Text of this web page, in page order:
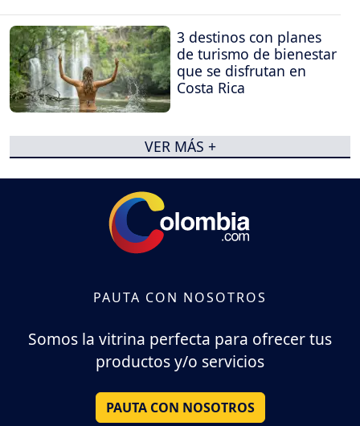
3 destinos con planes
de turismo de bienestar
que se disfrutan en
Costa Rica
VER MÁS +
PAUTA CON NOSOTROS
Somos la vitrina perfecta para ofrecer tus
productos y/o servicios
PAUTA CON NOSOTROS